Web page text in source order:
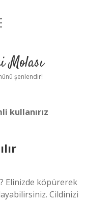
Molası
şenlendir!
kullanırız
Elinizde köpürerek
Cildinizi